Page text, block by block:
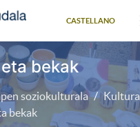
CASTELLANO
bekak
soziokulturala
Kultura
bekak